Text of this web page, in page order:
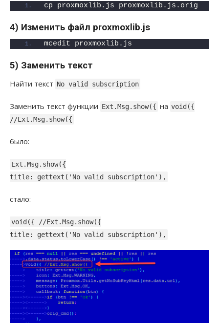
cp proxmoxlib.js proxmoxlib.js.orig
4) Изменить файл proxmoxlib.js
mcedit proxmoxlib.js
5) Заменить текст
Найти текст No valid subscription
Заменить текст функции Ext.Msg.show({ на void({
//Ext.Msg.show({
было:
Ext.Msg.show({
title: gettext('No valid subscription'),
стало:
void({ //Ext.Msg.show({
title: gettext('No valid subscription'),